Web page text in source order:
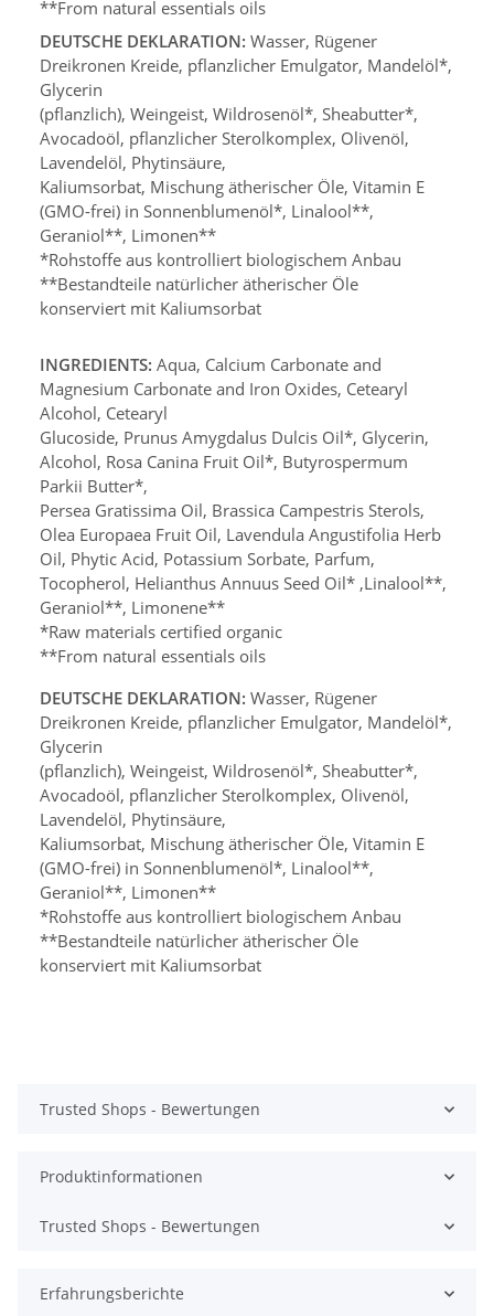
**From natural essentials oils
DEUTSCHE DEKLARATION: Wasser, Rügener
Dreikronen Kreide, pflanzlicher Emulgator, Mandelöl*,
Glycerin
(pflanzlich), Weingeist, Wildrosenöl*, Sheabutter*,
Avocadoöl, pflanzlicher Sterolkomplex, Olivenöl,
Lavendelöl, Phytinsäure,
Kaliumsorbat, Mischung ätherischer Öle, Vitamin E
(GMO-frei) in Sonnenblumenöl*, Linalool**,
Geraniol**, Limonen**
*Rohstoffe aus kontrolliert biologischem Anbau
**Bestandteile natürlicher ätherischer Öle
konserviert mit Kaliumsorbat
INGREDIENTS: Aqua, Calcium Carbonate and
Magnesium Carbonate and Iron Oxides, Cetearyl
Alcohol, Cetearyl
Glucoside, Prunus Amygdalus Dulcis Oil*, Glycerin,
Alcohol, Rosa Canina Fruit Oil*, Butyrospermum
Parkii Butter*,
Persea Gratissima Oil, Brassica Campestris Sterols,
Olea Europaea Fruit Oil, Lavendula Angustifolia Herb
Oil, Phytic Acid, Potassium Sorbate, Parfum,
Tocopherol, Helianthus Annuus Seed Oil* ,Linalool**,
Geraniol**, Limonene**
*Raw materials certified organic
**From natural essentials oils
DEUTSCHE DEKLARATION: Wasser, Rügener
Dreikronen Kreide, pflanzlicher Emulgator, Mandelöl*,
Glycerin
(pflanzlich), Weingeist, Wildrosenöl*, Sheabutter*,
Avocadoöl, pflanzlicher Sterolkomplex, Olivenöl,
Lavendelöl, Phytinsäure,
Kaliumsorbat, Mischung ätherischer Öle, Vitamin E
(GMO-frei) in Sonnenblumenöl*, Linalool**,
Geraniol**, Limonen**
*Rohstoffe aus kontrolliert biologischem Anbau
**Bestandteile natürlicher ätherischer Öle
konserviert mit Kaliumsorbat
Trusted Shops - Bewertungen
Produktinformationen
Trusted Shops - Bewertungen
Erfahrungsberichte